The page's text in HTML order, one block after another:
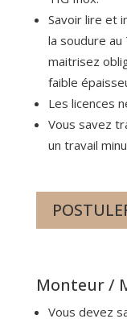
Savoir lire et
la soudure au
maitrisez
faible
Les licences
Vous savez
un travail
Monteur /
Vous devez